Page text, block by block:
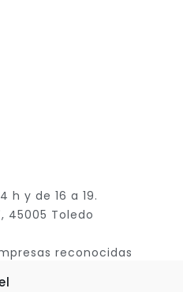
h y de 16 a 19.
45005 Toledo
reconocidas